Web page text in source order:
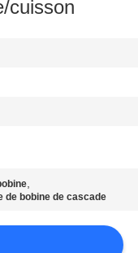
cuisson
,
bobine de cascade